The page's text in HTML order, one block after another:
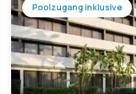
Poolzugang inklusive